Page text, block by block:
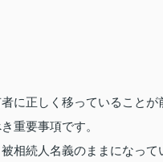
に正しく移っていること
重要事項です。
相続人名義のままになって